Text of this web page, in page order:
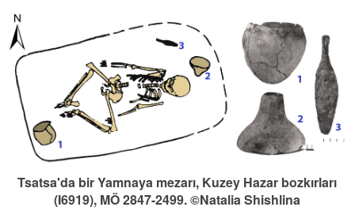
Tsatsa'da bir Yamnaya mezarı, Kuzey Hazar bozkırları
(I6919), MÖ 2847-2499. ©Natalia Shishlina